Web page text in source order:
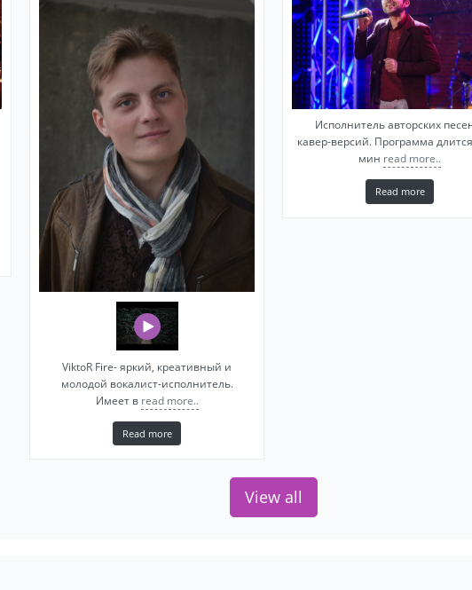
ViktoR Fire- яркий, креативный и
молодой вокалист-исполнитель.
Имеет в read more..
Read more
Исполнитель авторских
кавер-версий. Программа
мин read more..
Read more
View all